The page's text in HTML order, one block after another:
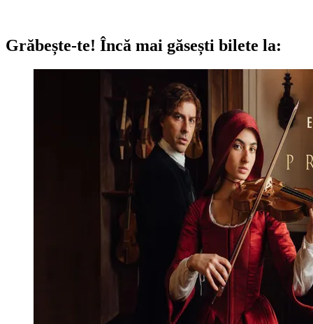
Grăbește-te! Încă mai găsești bilete la: